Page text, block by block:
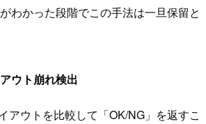
わかった段階でこの手法は一旦保留と
ウト崩れ検出
アウトを比較して「OK/NG」を返すこ